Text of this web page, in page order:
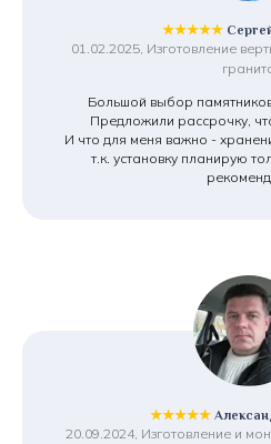
★★★★★
01.02.2025, Изготовление
Большой выбор
Предложили рассрочку,
И что для меня важно -
т.к. установку планирую
★★★★★
20.09.2024, Изготовление и